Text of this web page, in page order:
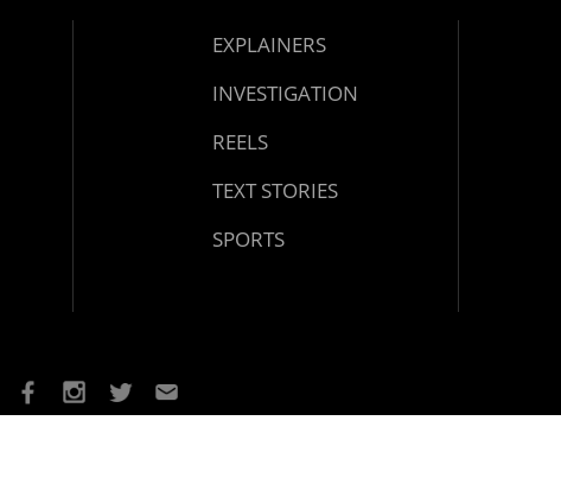
EXPLAINERS
INVESTIGATION
REELS
TEXT STORIES
SPORTS